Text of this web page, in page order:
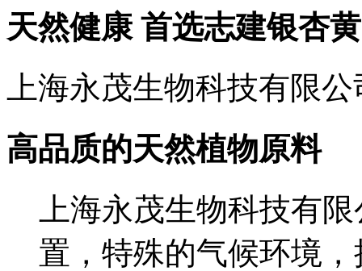
天然健康 首选志建银杏
上海永茂生物科技有限
高品质的天然植物原料
上海永茂生物科技有
置，特殊的气候环境